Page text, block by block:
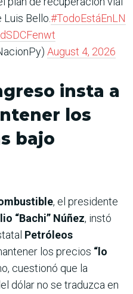
Bello.#TodoEstáEnLN
August 4, 2026
insta a
los
bajo
, el presidente
“Bachi” Núñez, instó
Petróleos
los precios “lo
cuestionó que la
dólar no se traduzca en